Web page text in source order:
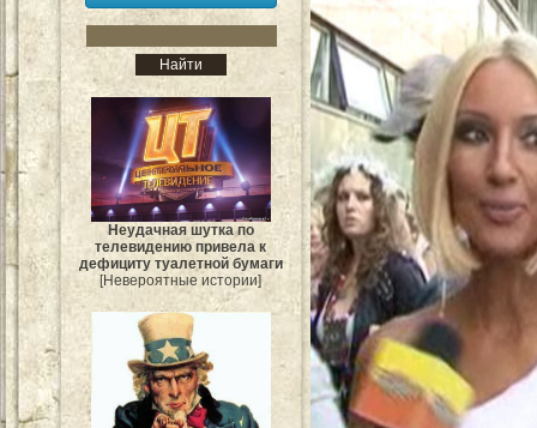
Неудачная шутка по
телевидению привела к
дефициту туалетной бумаги
[Невероятные истории]